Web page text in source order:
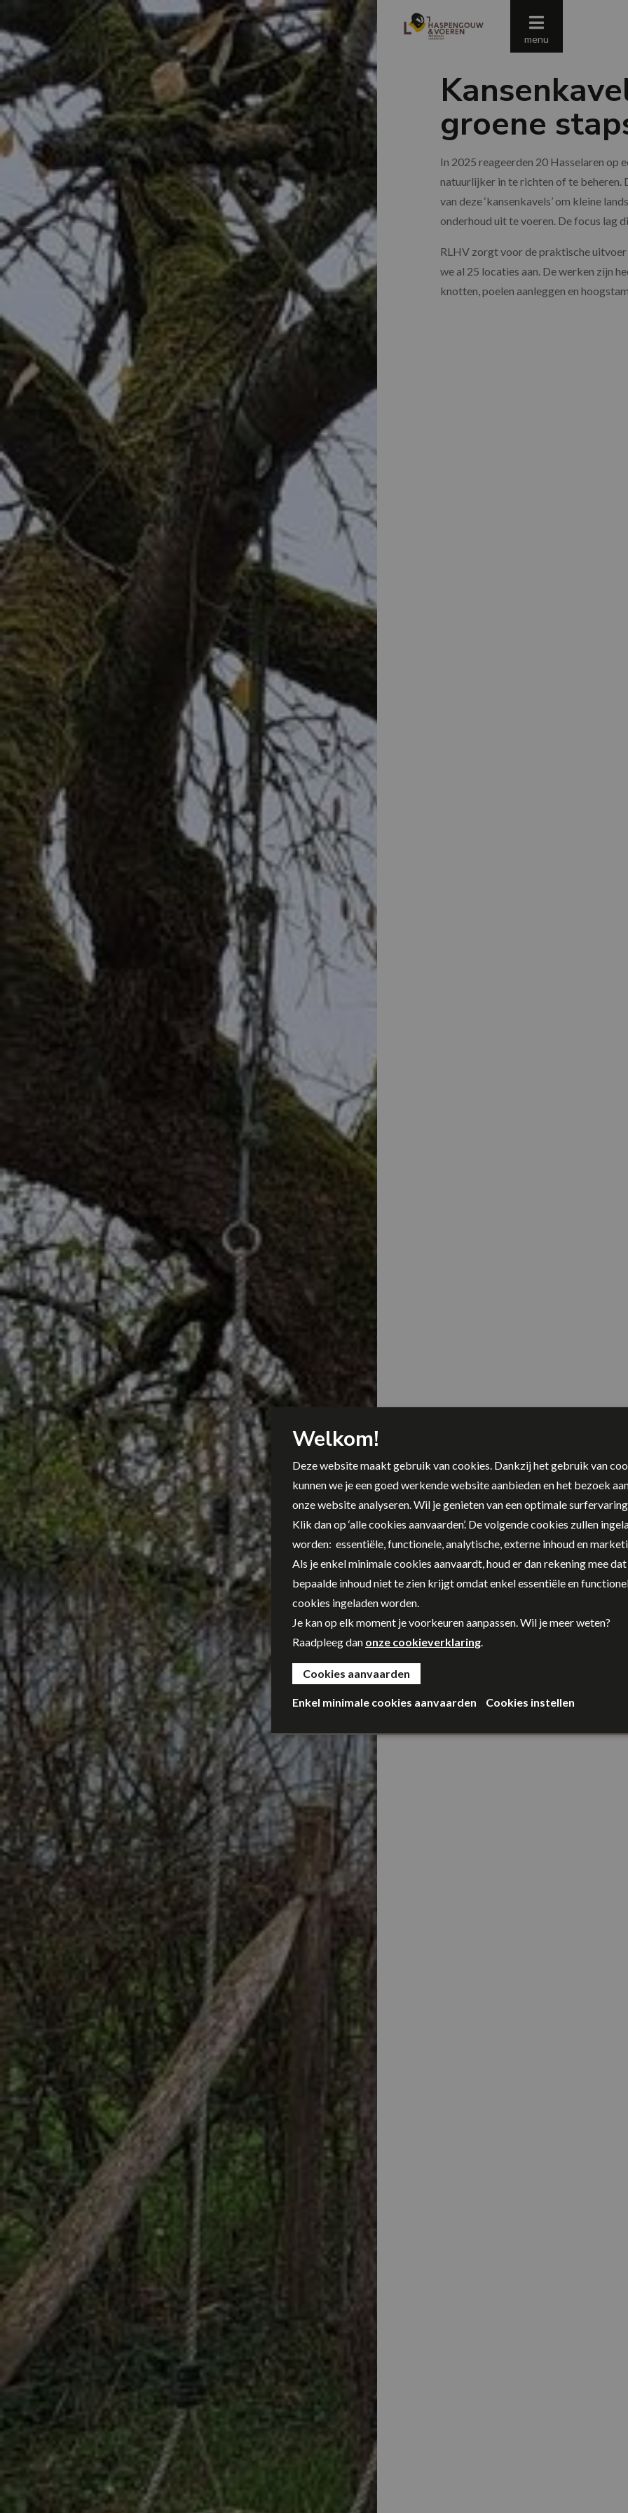
Jaaroverzicht 2025
Jaaroverzicht 2025
menu
groene
In 2025 reageerden 20 Hasselaren op
natuurlijker in te richten of te beheren.
van deze ‘kansenkavels’ om kleine
onderhoud uit te voeren. De focus lag
RLHV zorgt voor de praktische uitvoer
we al 25 locaties aan. De werken zijn
knotten, poelen aanleggen en
Welkom!
Deze website maakt gebruik van cookies. Dankzij het gebruik van
kunnen we je een goed werkende website aanbieden en het bezoek
onze website analyseren. Wil je genieten van een optimale
Klik dan op ‘alle cookies aanvaarden’. De volgende cookies zullen
worden: essentiële, functionele, analytische, externe inhoud en
Als je enkel minimale cookies aanvaardt, houd er dan rekening mee
bepaalde inhoud niet te zien krijgt omdat enkel essentiële en
cookies ingeladen worden.
Je kan op elk moment je voorkeuren aanpassen. Wil je meer weten?
Raadpleeg dan onze cookieverklaring
Cookies aanvaarden
Enkel minimale cookies aanvaarden Cookies instellen